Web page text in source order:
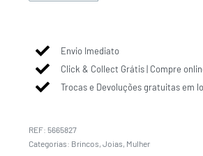
Envio Imediato
Click & Collect Grátis | Compre
Trocas e Devoluções gratuitas em
5665827
Categorias: Brincos,Joias, Mulher